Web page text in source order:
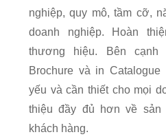
nghiệp, quy mô, tầm cỡ,
doanh nghiệp. Hoàn
thương hiệu. Bên
Brochure và in
yếu và cần thiết cho mọi
thiệu đầy đủ hơn về sản
khách hàng.